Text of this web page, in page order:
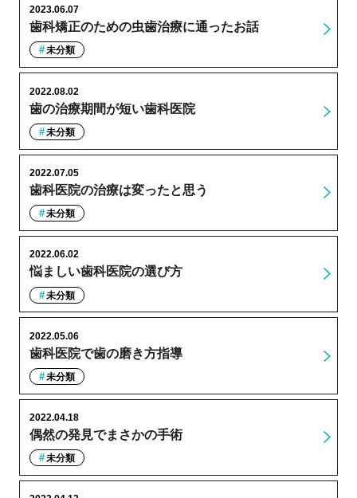
歯科矯正のための虫歯治療に通ったお話
2023.06.07
未分類
歯の治療期間が短い歯科医院
2022.08.02
未分類
歯科医院の治療は変ったと思う
2022.07.05
未分類
悩ましい歯科医院の選び方
2022.06.02
未分類
歯科医院で歯の磨き方指導
2022.05.06
未分類
偶然の発見でまさかの手術
2022.04.18
未分類